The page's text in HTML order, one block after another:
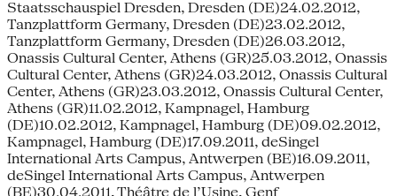
Staatsschauspiel Dresden, Dresden (DE)24.02.2012,
Tanzplattform Germany, Dresden (DE)23.02.2012,
Tanzplattform Germany, Dresden (DE)26.03.2012,
Onassis Cultural Center, Athens (GR)25.03.2012, Onassis
Cultural Center, Athens (GR)24.03.2012, Onassis Cultural
Center, Athens (GR)23.03.2012, Onassis Cultural Center,
Athens (GR)11.02.2012, Kampnagel, Hamburg
(DE)10.02.2012, Kampnagel, Hamburg (DE)09.02.2012,
Kampnagel, Hamburg (DE)17.09.2011, deSingel
International Arts Campus, Antwerpen (BE)16.09.2011,
deSingel International Arts Campus, Antwerpen
(BE)30.04.2011, Théâtre de l’Usine, Genf